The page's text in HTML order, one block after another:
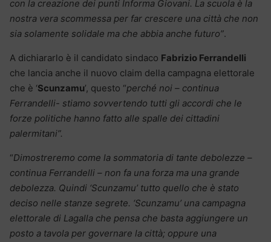
con la creazione dei punti Informa Giovani. La scuola è la
nostra vera scommessa per far crescere una città che non
sia solamente solidale ma che abbia anche futuro”.
A dichiararlo è il candidato sindaco Fabrizio Ferrandelli
che lancia anche il nuovo claim della campagna elettorale
che è ‘Scunzamu’, questo “perché noi – continua
Ferrandelli- stiamo sovvertendo tutti gli accordi che le
forze politiche hanno fatto alle spalle dei cittadini
palermitani”.
“Dimostreremo come la sommatoria di tante debolezze –
continua Ferrandelli – non fa una forza ma una grande
debolezza. Quindi ‘Scunzamu’ tutto quello che è stato
deciso nelle stanze segrete. ‘Scunzamu’ una campagna
elettorale di Lagalla che pensa che basta aggiungere un
posto a tavola per governare la città; oppure una